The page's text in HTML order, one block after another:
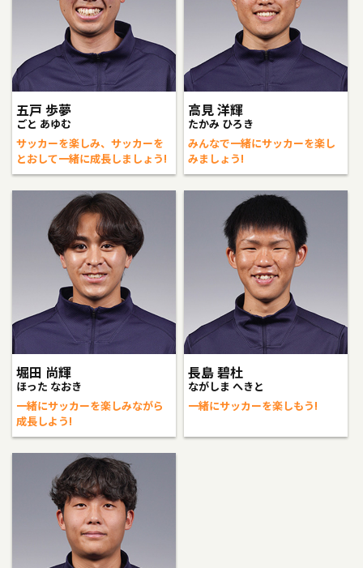
五戸 歩夢
ごと あゆむ
サッカーを楽しみ、サッカーを
とおして一緒に成長しましょう!
高見 洋輝
たかみ ひろき
みんなで一緒にサッカーを楽し
みましょう!
堀田 尚輝
ほった なおき
一緒にサッカーを楽しみながら
成長しよう!
長島 碧杜
ながしま へきと
一緒にサッカーを楽しもう!